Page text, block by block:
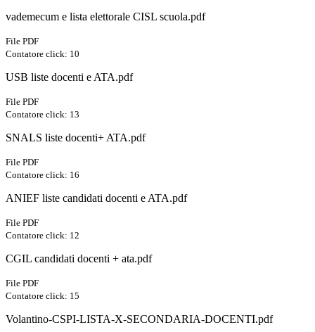
vademecum e lista elettorale CISL scuola.pdf
File PDF
Contatore click: 10
USB liste docenti e ATA.pdf
File PDF
Contatore click: 13
SNALS liste docenti+ ATA.pdf
File PDF
Contatore click: 16
ANIEF liste candidati docenti e ATA.pdf
File PDF
Contatore click: 12
CGIL candidati docenti + ata.pdf
File PDF
Contatore click: 15
Volantino-CSPI-LISTA-X-SECONDARIA-DOCENTI.pdf